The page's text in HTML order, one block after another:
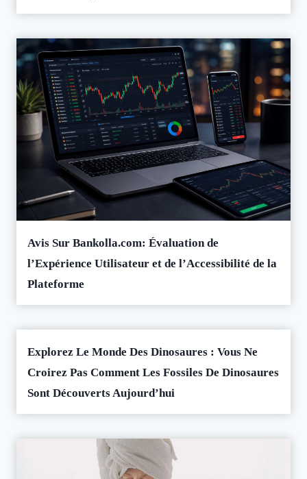
Avis Sur Bankolla.com: Évaluation de
l’Expérience Utilisateur et de l’Accessibilité de la
Plateforme
Explorez Le Monde Des Dinosaures : Vous Ne
Croirez Pas Comment Les Fossiles De Dinosaures
Sont Découverts Aujourd’hui